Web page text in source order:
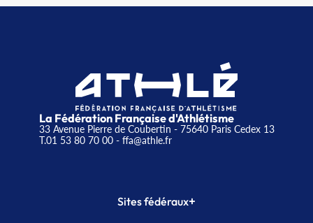
La Fédération Française d'Athlétisme
33 Avenue Pierre de Coubertin - 75640 Paris Cedex 13
T.01 53 80 70 00- ffa@athle.fr
Sites fédéraux+